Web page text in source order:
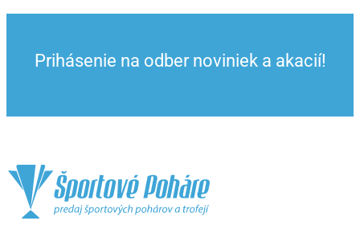
through
Prihásenie na odber noviniek a akacií!